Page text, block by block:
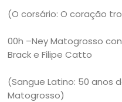
(O corsário: O coração
00h –Ney Matogrosso
Brack e Filipe Catto
(Sangue Latino: 50 anos
Matogrosso)